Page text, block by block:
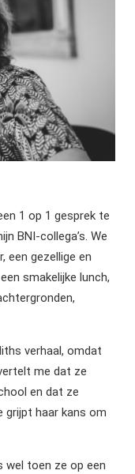
1 op 1 gesprek te
BNI-collega’s. We
een gezellige en
smakelijke lunch,
verhaal, omdat
me dat ze
en dat ze
grijpt haar kans om
wel toen ze op een